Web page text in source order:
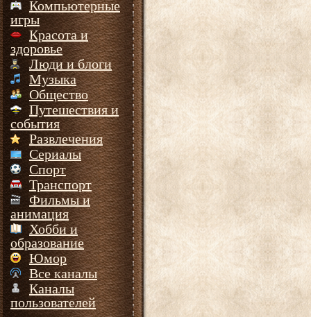
Компьютерные
игры
Красота и
здоровье
Люди и блоги
Музыка
Общество
Путешествия и
события
Развлечения
Сериалы
Спорт
Транспорт
Фильмы и
анимация
Хобби и
образование
Юмор
Все каналы
Каналы
пользователей